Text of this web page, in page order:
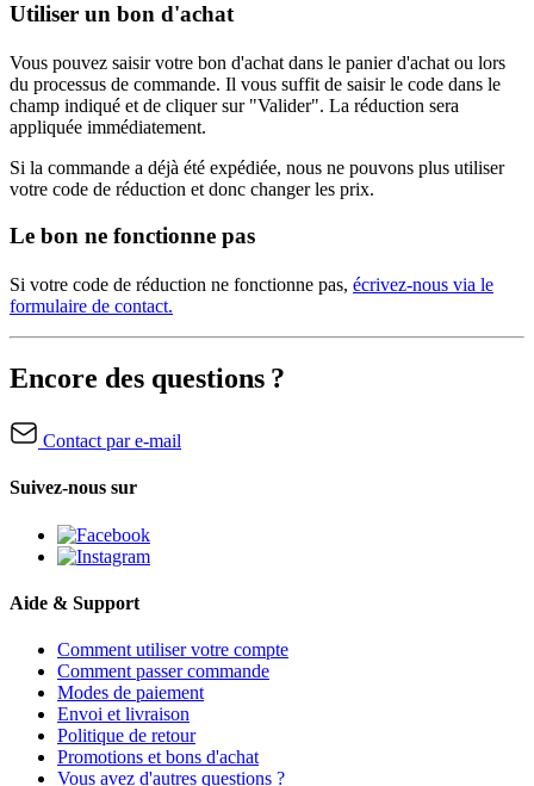
Utiliser un bon d'achat
Vous pouvez saisir votre bon d'achat dans le panier d'achat ou lors
du processus de commande. Il vous suffit de saisir le code dans le
champ indiqué et de cliquer sur "Valider". La réduction sera
appliquée immédiatement.
Si la commande a déjà été expédiée, nous ne pouvons plus utiliser
votre code de réduction et donc changer les prix.
Le bon ne fonctionne pas
Si votre code de réduction ne fonctionne pas, écrivez-nous via le
formulaire de contact.
Encore des questions ?
Contact par e-mail
Suivez-nous sur
Aide & Support
Comment utiliser votre compte
Comment passer commande
Modes de paiement
Envoi et livraison
Politique de retour
Promotions et bons d'achat
Vous avez d'autres questions ?